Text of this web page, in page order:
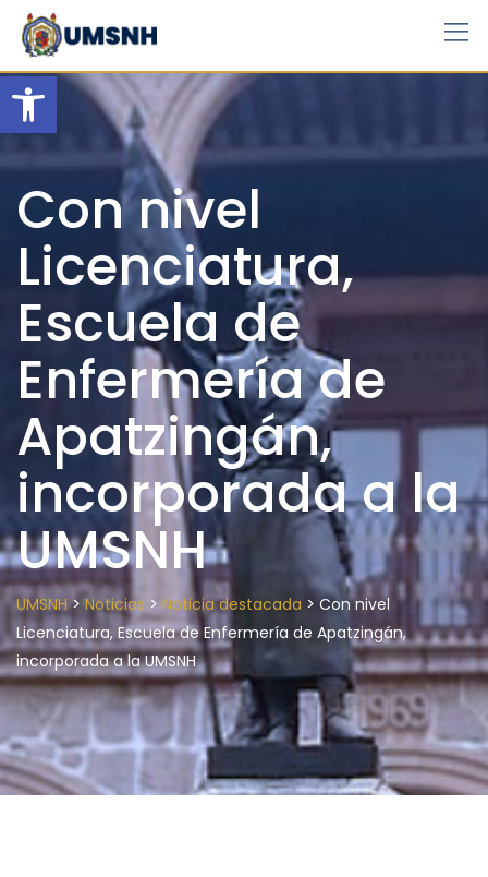
Open toolbar
Skip
content
Con nivel
Licenciatura,
Escuela de
Enfermería de
Apatzingán,
incorporada a la
UMSNH
UMSNH> Noticias > Noticia destacada > Con nivel
Licenciatura, Escuela de Enfermería de Apatzingán,
incorporada a la UMSNH